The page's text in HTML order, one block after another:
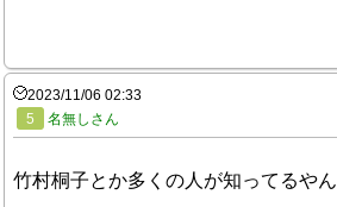
2023/11/06 02:33
5
名無しさん
竹村桐子とか多くの人が知ってるやん